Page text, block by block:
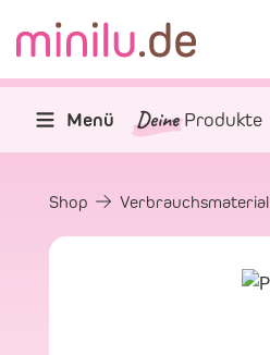
Menü Deine Produkte
Shop Verbrauchsmaterial